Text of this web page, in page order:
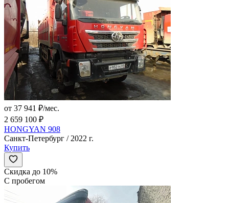
от 37 941 ₽/мес.
2 659 100 ₽
HONGYAN 908
Санкт-Петербург / 2022 г.
Купить
Скидка до 10%
С пробегом